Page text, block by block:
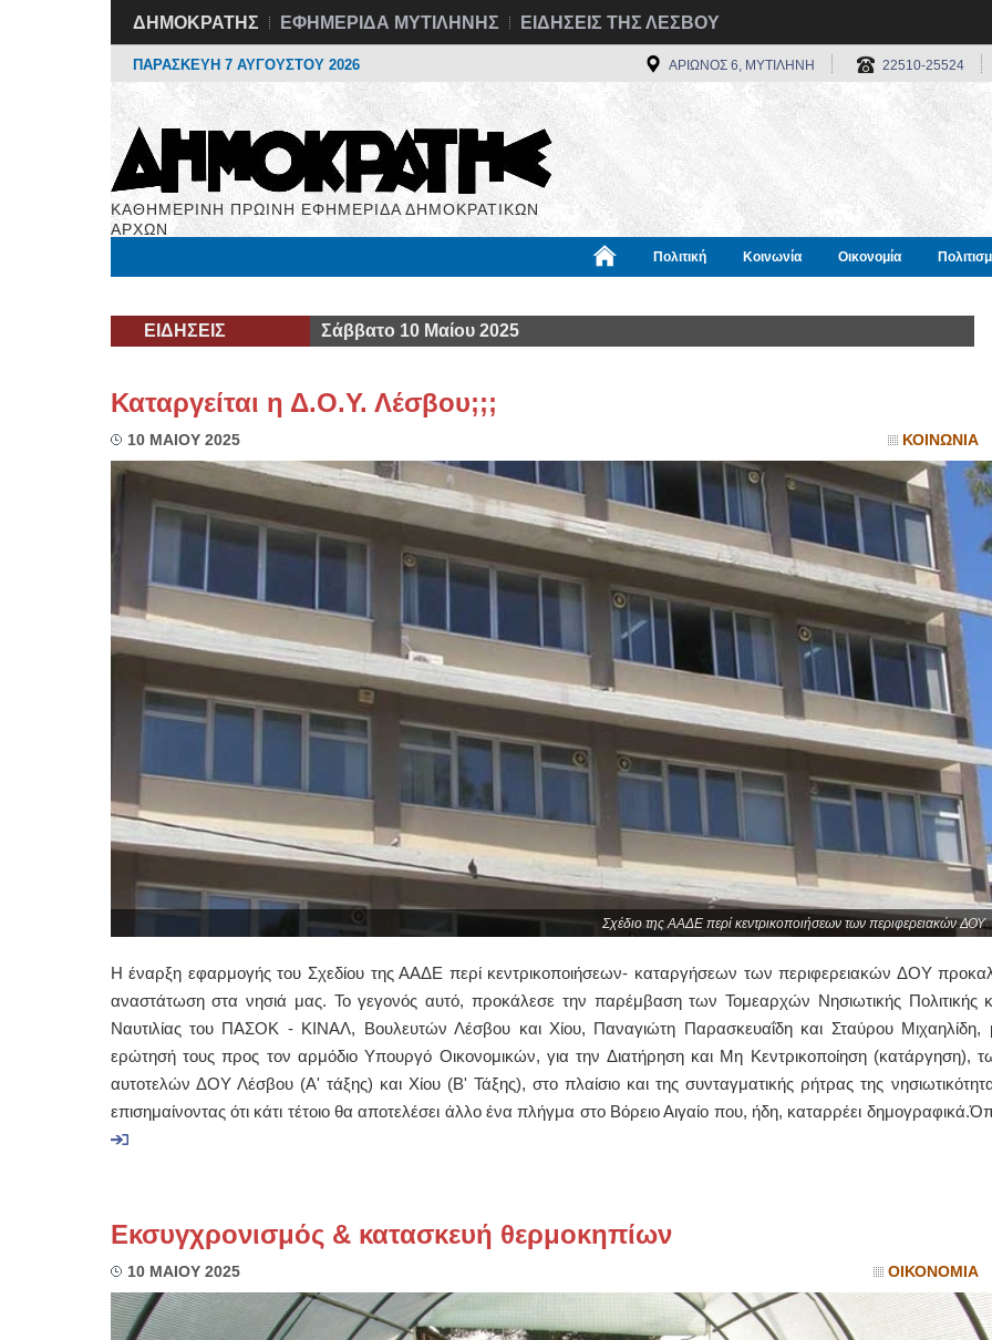
ΔΗΜΟΚΡΑΤΗΣ ΕΦΗΜΕΡΙΔΑ ΜΥΤΙΛΗΝΗΣ ΕΙΔΗΣΕΙΣ ΤΗΣ ΛΕΣΒΟΥ
ΠΑΡΑΣΚΕΥΗ 7 ΑΥΓΟΥΣΤΟΥ 2026 ΑΡΙΩΝΟΣ 6, ΜΥΤΙΛΗΝΗ 22510-25524
ΚΑΘΗΜΕΡΙΝΗ ΠΡΩΙΝΗ ΕΦΗΜΕΡΙΔΑ ΔΗΜΟΚΡΑΤΙΚΩΝ
ΑΡΧΩΝ
Πολιτική Κοινωνία Οικονομία
ΕΙΔΗΣΕΙΣ Σάββατο 10 Μαίου 2025
Καταργείται η Δ.Ο.Υ. Λέσβου;;;
10 ΜΑΙΟΥ 2025 ΚΟΙΝΩΝΙΑ
Σχέδιο της ΑΑΔΕ περί κεντρικοποιήσεων των περιφερειακών ΔΟΥ
Η έναρξη εφαρμογής του Σχεδίου της ΑΑΔΕ περί κεντρικοποιήσεων- καταργήσεων των περιφερειακών ΔΟΥ
αναστάτωση στα νησιά μας. Το γεγονός αυτό, προκάλεσε την παρέμβαση των Τομεαρχών Νησιωτικής Πολιτικής
Ναυτιλίας του ΠΑΣΟΚ - ΚΙΝΑΛ, Βουλευτών Λέσβου και Χίου, Παναγιώτη Παρασκευαΐδη και Σταύρου Μιχαηλίδη,
ερώτησή τους προς τον αρμόδιο Υπουργό Οικονομικών, για την Διατήρηση και Μη Κεντρικοποίηση (κατάργηση),
αυτοτελών ΔΟΥ Λέσβου (Α' τάξης) και Χίου (Β' Τάξης), στο πλαίσιο και της συνταγματικής ρήτρας της
επισημαίνοντας ότι κάτι τέτοιο θα αποτελέσει άλλο ένα πλήγμα στο Βόρειο Αιγαίο που, ήδη, καταρρέει
Εκσυγχρονισμός & κατασκευή θερμοκηπίων
10 ΜΑΙΟΥ 2025 ΟΙΚΟΝΟΜΙΑ
ΙΩΑΝΝΗΣ Α. ΜΑΛΛΙΑΣ
ΧΕΙΡΟΥΡΓΟΣ
ΟΦΘΑΛΜΙΑΤΡΟΣ
Διδάκτωρ Ιατρικής Σχολής
Πανεπιστημίου Αθηνών
Έλενα Μπούμπα
Στρατιωτικός Ιατρός
Διδ.Παν.Αθηνών
Διπλωματούχος Ευρ.Ακαδημίας
Πάρνηθας 95-97 Αχαρναί